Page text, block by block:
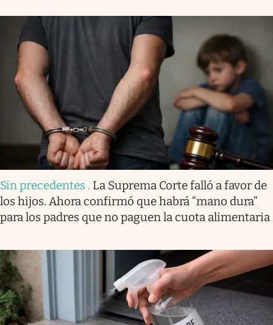
Sin precedentes . La Suprema Corte falló a favor de
los hijos. Ahora confirmó que habrá “mano dura”
para los padres que no paguen la cuota alimentaria